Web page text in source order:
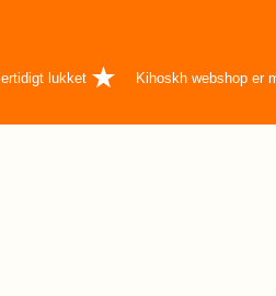
lukket Kihoskh webshop er